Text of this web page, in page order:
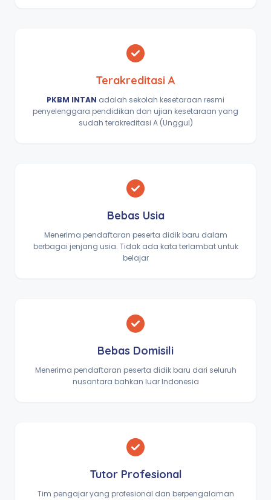
Terakreditasi A
PKBM INTAN adalah sekolah kesetaraan resmi
penyelenggara pendidikan dan ujian kesetaraan yang
sudah terakreditasi A (Unggul)
Bebas Usia
Menerima pendaftaran peserta didik baru dalam
berbagai jenjang usia. Tidak ada kata terlambat untuk
belajar
Bebas Domisili
Menerima pendaftaran peserta didik baru dari seluruh
nusantara bahkan luar Indonesia
Tutor Profesional
Tim pengajar yang profesional dan berpengalaman